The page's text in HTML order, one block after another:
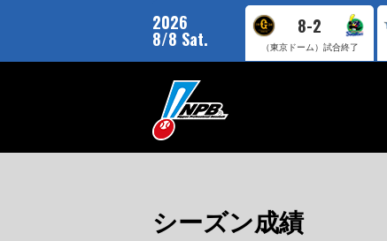
2026
8/8 Sat.
8-2
（東京ドーム） 試合終了
シーズン成績